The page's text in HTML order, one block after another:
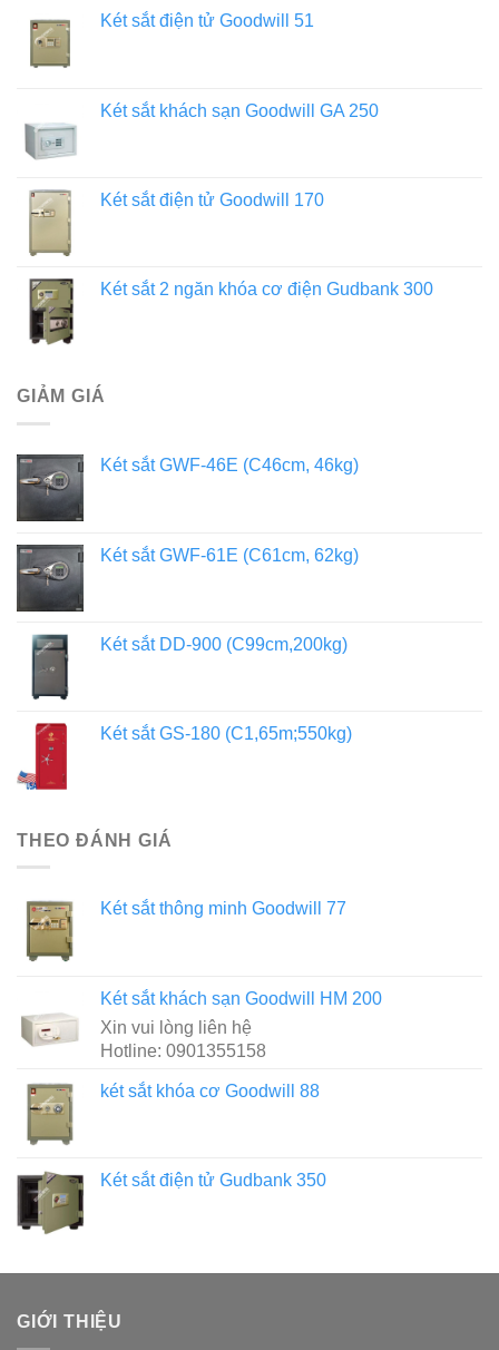
Két sắt điện tử Goodwill 51
Két sắt khách sạn Goodwill GA 250
Két sắt điện tử Goodwill 170
Két sắt 2 ngăn khóa cơ điện Gudbank 300
GIẢM GIÁ
Két sắt GWF-46E (C46cm, 46kg)
Két sắt GWF-61E (C61cm, 62kg)
Két sắt DD-900 (C99cm,200kg)
Két sắt GS-180 (C1,65m;550kg)
THEO ĐÁNH GIÁ
Két sắt thông minh Goodwill 77
Két sắt khách sạn Goodwill HM 200
Xin vui lòng liên hệ
Hotline: 0901355158
két sắt khóa cơ Goodwill 88
Két sắt điện tử Gudbank 350
GIỚI THIỆU